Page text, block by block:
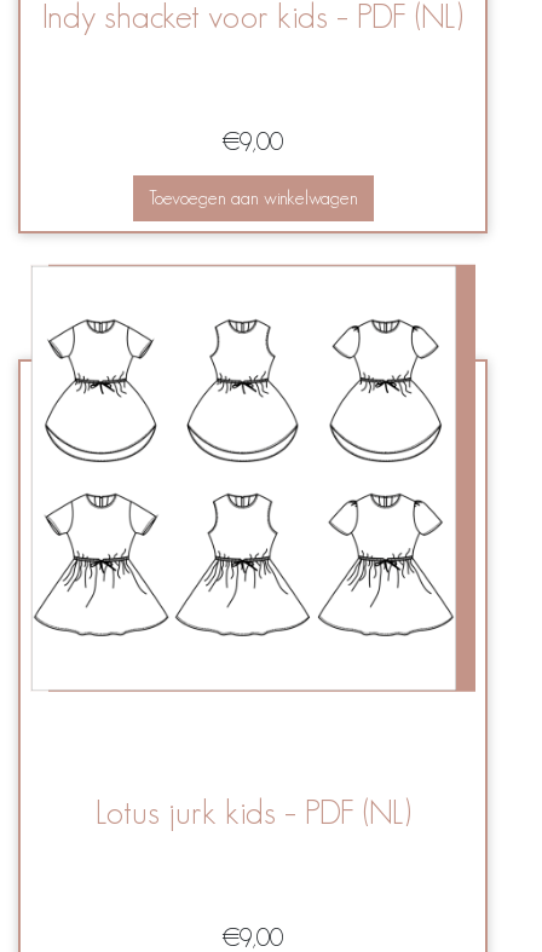
Indy shacket voor kids – PDF (NL)
€9,00
Toevoegen aan winkelwagen
Lotus jurk kids – PDF (NL)
€9,00